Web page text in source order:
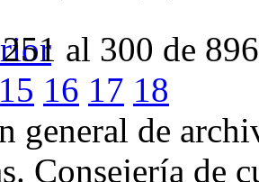
251 al 300 de
15 16 17 18